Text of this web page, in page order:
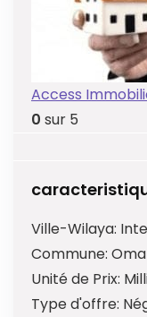
Access
0 sur 5
Ville-Wilaya:
Commune:
Unité de Prix:
Type d'offre: